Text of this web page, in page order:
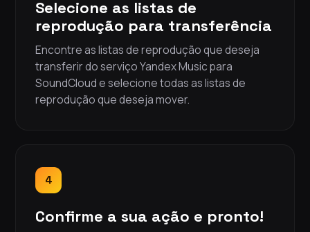
Selecione as listas de
reprodução para transferência
Encontre as listas de reprodução que deseja
transferir do serviço Yandex Music para
SoundCloud e selecione todas as listas de
reprodução que deseja mover.
4
Confirme a sua ação e pronto!